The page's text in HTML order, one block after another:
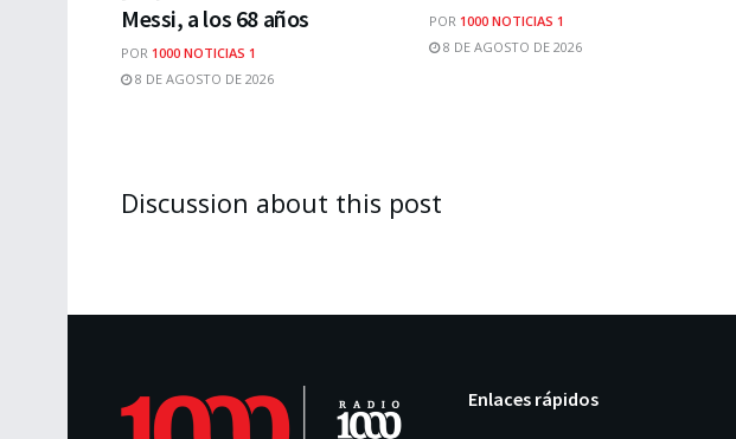
Messi, a los 68 años
POR 1000 NOTICIAS 1
8 DE AGOSTO DE 2026
POR 1000 NOTICIAS 1
8 DE AGOSTO DE 2026
Discussion about this post
Enlaces rápidos